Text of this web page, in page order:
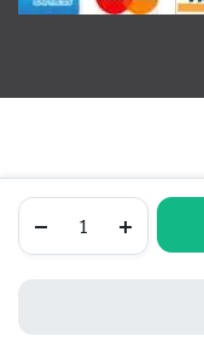
delantera